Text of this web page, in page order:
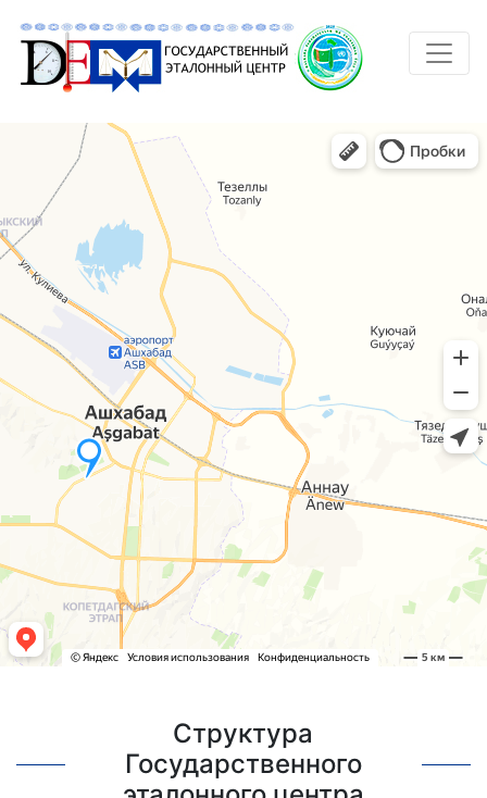
Структура
Государственного